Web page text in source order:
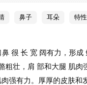
鼻子 耳朵 特性
很 长 宽 阔有力，形
壮，肩 部和大腿 肌
强有力。厚厚的皮肤和